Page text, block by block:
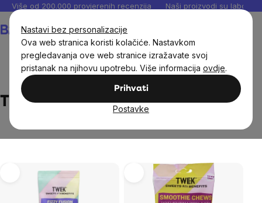
Nastavi bez personalizacije
Ova web stranica koristi kolačiće. Nastavkom
pregledavanja ove web stranice izražavate svoj
pristanak na njihovu upotrebu. Više informacija ovdje.
Prihvati
Postavke
Preskoči
sadržaj
Više od 200.000 provjerenih recenzija Naši proizvodi su
Tweek